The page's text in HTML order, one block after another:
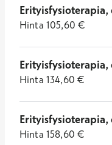
Hinta 105,60 €
Erityisfysioterapia,
Hinta 134,60 €
Hinta 158,60 €